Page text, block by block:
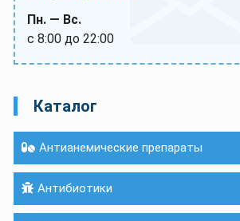
Пн. — Вс.
с 8:00 до 22:00
Каталог
Антианемические препараты
Антибиотики